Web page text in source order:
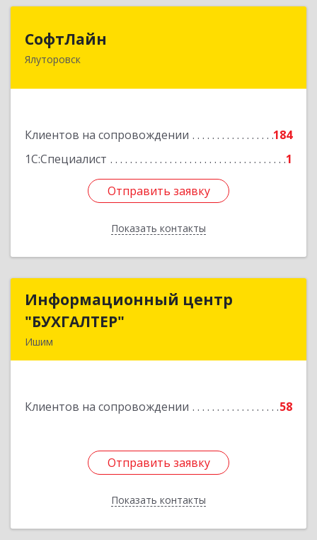
СофтЛайн
Ялуторовск
Клиентов на сопровождении
184
1С:Специалист
1
Отправить заявку
Показать контакты
627010, Тюменская обл, Ялуторовский р-н,
Отправить заявку
Назад
Информационный центр
"БУХГАЛТЕР"
Ишим
Клиентов на сопровождении 58
Отправить заявку
Показать контакты
Информационный центр
Подробнее
Отправить заявку
Назад